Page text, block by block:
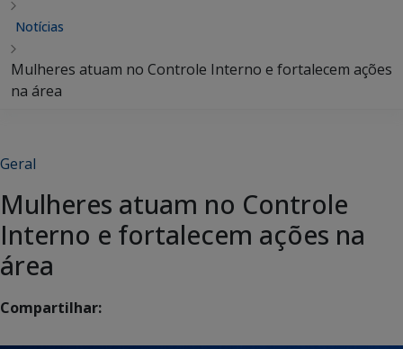
Notícias
Mulheres atuam no Controle Interno e fortalecem ações
na área
Geral
Mulheres atuam no Controle
Interno e fortalecem ações na
área
Compartilhar: